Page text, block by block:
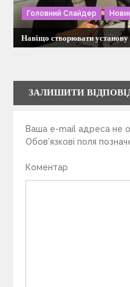
Головний Слайдер
Навіщо створювати
ЗАЛИШИТИ
Ваша e-mail адреса не
Обов’язкові поля
Коментар